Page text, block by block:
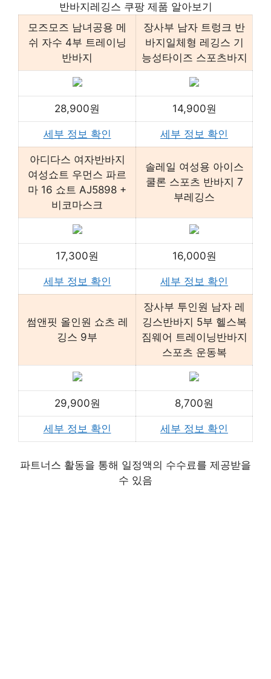
반바지레깅스 쿠팡 제품 알아보기
모즈모즈 남녀공용 메
쉬 자수 4부 트레이닝
반바지
장사부 남자 트렁크 반
바지일체형 레깅스 기
능성타이즈 스포츠바지
28,900원 14,900원
세부 정보 확인 세부 정보 확인
아디다스 여자반바지
여성쇼트 우먼스 파르
마 16 쇼트 AJ5898 +
비코마스크
솔레일 여성용 아이스
쿨론 스포츠 반바지 7
부레깅스
17,300원 16,000원
세부 정보 확인 세부 정보 확인
썸앤핏 올인원 쇼츠 레
깅스 9부
장사부 투인원 남자 레
깅스반바지 5부 헬스복
짐웨어 트레이닝반바지
스포츠 운동복
29,900원 8,700원
세부 정보 확인 세부 정보 확인
파트너스 활동을 통해 일정액의 수수료를 제공받을
수 있음